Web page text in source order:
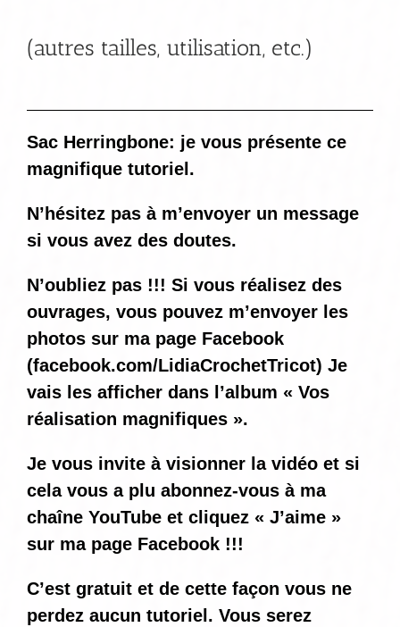
(autres tailles, utilisation, etc.)
Sac Herringbone: je vous présente ce
magnifique tutoriel.
N’hésitez pas à m’envoyer un message
si vous avez des doutes.
N’oubliez pas !!! Si vous réalisez des
ouvrages, vous pouvez m’envoyer les
photos sur ma page Facebook
(facebook.com/LidiaCrochetTricot) Je
vais les afficher dans l’album « Vos
réalisation magnifiques ».
Je vous invite à visionner la vidéo et si
cela vous a plu abonnez-vous à ma
chaîne YouTube et cliquez « J’aime »
sur ma page Facebook !!!
C’est gratuit et de cette façon vous ne
perdez aucun tutoriel. Vous serez